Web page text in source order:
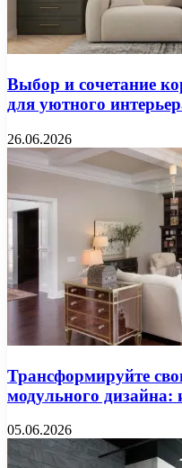
Выбор и сочетание
для уютного
26.06.2026
Трансформируйте
модульного дизайна:
05.06.2026